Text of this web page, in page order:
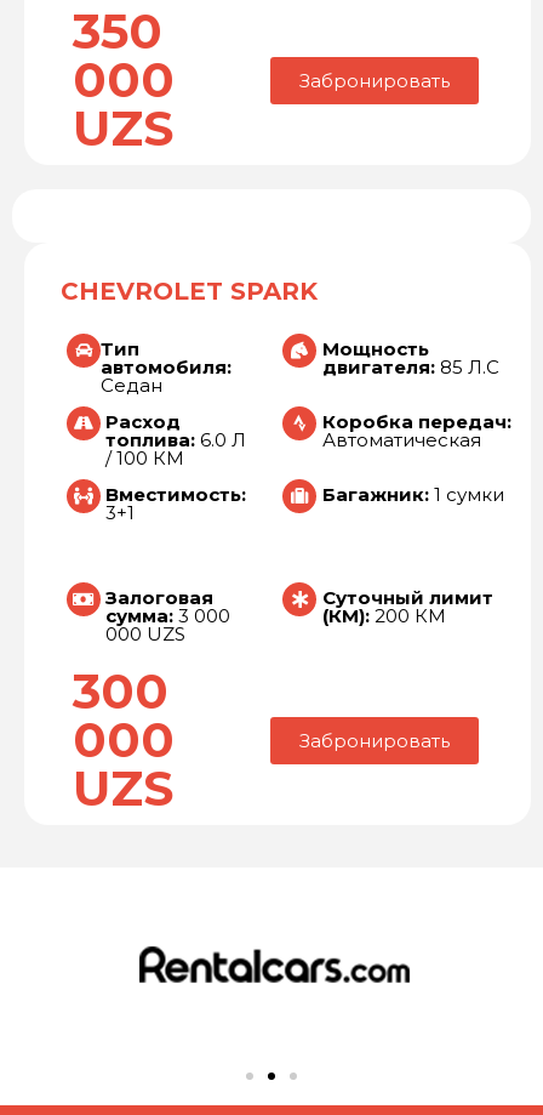
350
000
UZS
Забронировать
CHEVROLET SPARK
Тип
автомобиля:
Седан
Мощность
двигателя:85 Л.С
Расход
топлива: 6.0 Л
/ 100 КМ
Коробка передач:
Автоматическая
Вместимость:
3+1
Багажник:1 сумки
Залоговая
сумма: 3 000
000 UZS
Суточный лимит
(КМ):200 КМ
300
000
UZS
Забронировать